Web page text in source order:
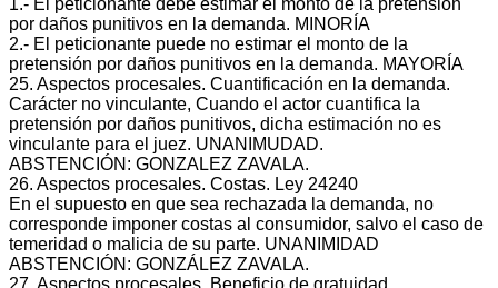
1.‐ El peticionante debe estimar el monto de la pretensión
por daños punitivos en la demanda. MINORÍA
2.‐ El peticionante puede no estimar el monto de la
pretensión por daños punitivos en la demanda. MAYORÍA
25. Aspectos procesales. Cuantificación en la demanda.
Carácter no vinculante, Cuando el actor cuantifica la
pretensión por daños punitivos, dicha estimación no es
vinculante para el juez. UNANIMUDAD.
ABSTENCIÓN: GONZALEZ ZAVALA.
26. Aspectos procesales. Costas. Ley 24240
En el supuesto en que sea rechazada la demanda, no
corresponde imponer costas al consumidor, salvo el caso de
temeridad o malicia de su parte. UNANIMIDAD
ABSTENCIÓN: GONZÁLEZ ZAVALA.
27. Aspectos procesales. Beneficio de gratuidad.